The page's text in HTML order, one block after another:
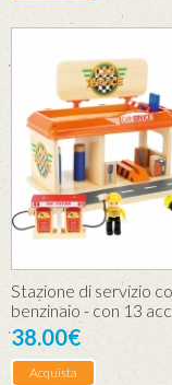
Stazione di servizio
benzinaio - con 13
38.00€
Acquista